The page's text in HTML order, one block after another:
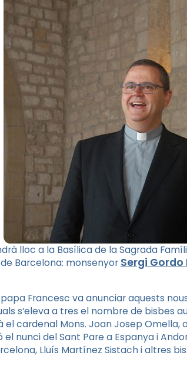
lloc a la Basílica de la Sagrada
Barcelona: monsenyor Sergi Gordo
papa Francesc va anunciar aquests
s’eleva a tres el nombre de bisbes
el cardenal Mons. Joan Josep Omella,
nunci del Sant Pare a Espanya i
Lluís Martínez Sistachi altres